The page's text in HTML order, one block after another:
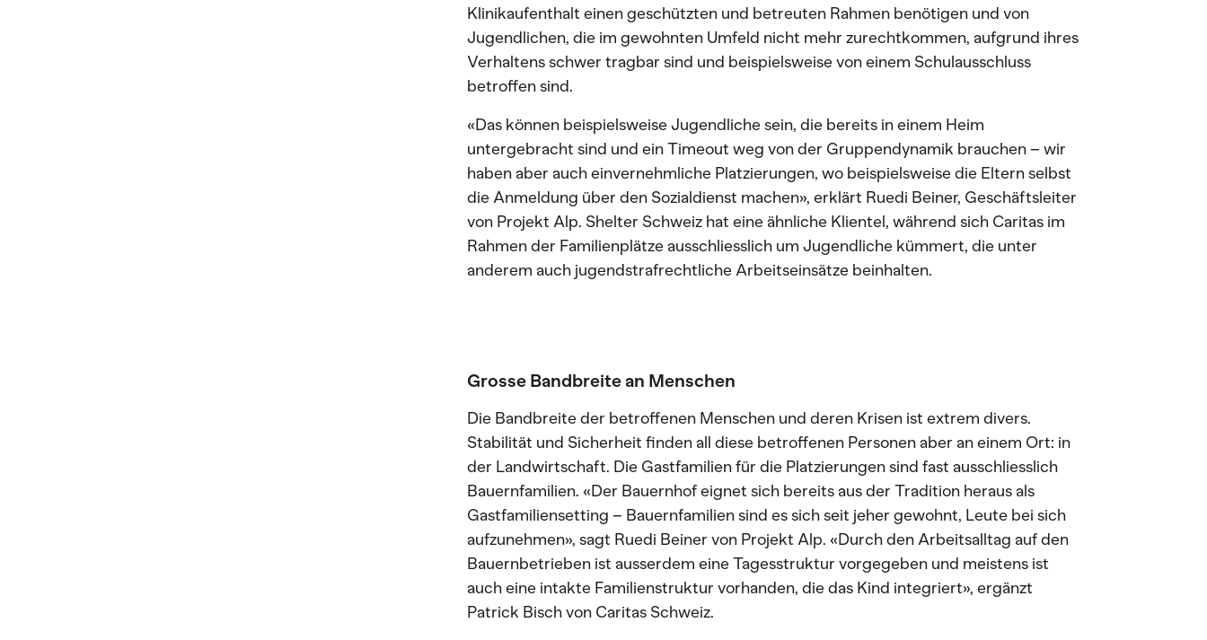
Klinikaufenthalt einen geschützten und betreuten Rahmen benötigen und von
Jugendlichen, die im gewohnten Umfeld nicht mehr zurechtkommen, aufgrund ihres
Verhaltens schwer tragbar sind und beispielsweise von einem Schulausschluss
betroffen sind.
«Das können beispielsweise Jugendliche sein, die bereits in einem Heim
untergebracht sind und ein Timeout weg von der Gruppendynamik brauchen – wir
haben aber auch einvernehmliche Platzierungen, wo beispielsweise die Eltern selbst
die Anmeldung über den Sozialdienst machen», erklärt Ruedi Beiner, Geschäftsleiter
von Projekt Alp. Shelter Schweiz hat eine ähnliche Klientel, während sich Caritas im
Rahmen der Familienplätze ausschliesslich um Jugendliche kümmert, die unter
anderem auch jugendstrafrechtliche Arbeitseinsätze beinhalten.
Grosse Bandbreite an Menschen
Die Bandbreite der betroffenen Menschen und deren Krisen ist extrem divers.
Stabilität und Sicherheit finden all diese betroffenen Personen aber an einem Ort: in
der Landwirtschaft. Die Gastfamilien für die Platzierungen sind fast ausschliesslich
Bauernfamilien. «Der Bauernhof eignet sich bereits aus der Tradition heraus als
Gastfamiliensetting – Bauernfamilien sind es sich seit jeher gewohnt, Leute bei sich
aufzunehmen», sagt Ruedi Beiner von Projekt Alp. «Durch den Arbeitsalltag auf den
Bauernbetrieben ist ausserdem eine Tagesstruktur vorgegeben und meistens ist
auch eine intakte Familienstruktur vorhanden, die das Kind integriert», ergänzt
Patrick Bisch von Caritas Schweiz.